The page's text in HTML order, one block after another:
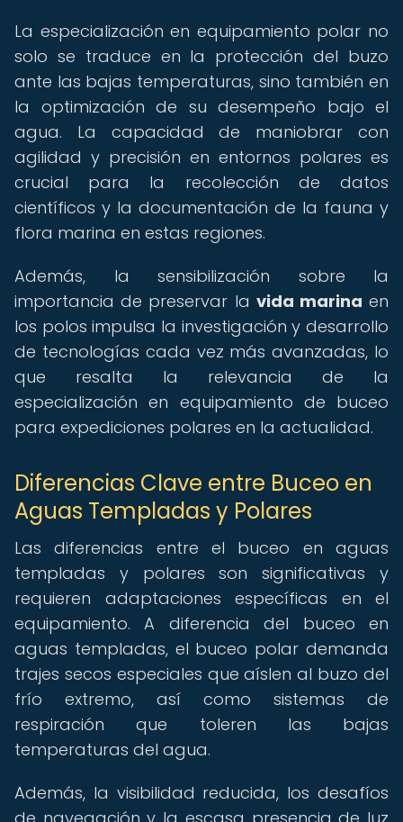
La especialización en equipamiento polar no
solo se traduce en la protección del buzo
ante las bajas temperaturas, sino también en
la optimización de su desempeño bajo el
agua. La capacidad de maniobrar con
agilidad y precisión en entornos polares es
crucial para la recolección de datos
científicos y la documentación de la fauna y
flora marina en estas regiones.
Además, la sensibilización sobre la
importancia de preservar la vida marina en
los polos impulsa la investigación y desarrollo
de tecnologías cada vez más avanzadas, lo
que resalta la relevancia de la
especialización en equipamiento de buceo
para expediciones polares en la actualidad.
Diferencias Clave entre Buceo en
Aguas Templadas y Polares
Las diferencias entre el buceo en aguas
templadas y polares son significativas y
requieren adaptaciones específicas en el
equipamiento. A diferencia del buceo en
aguas templadas, el buceo polar demanda
trajes secos especiales que aíslen al buzo del
frío extremo, así como sistemas de
respiración que toleren las bajas
temperaturas del agua.
Además, la visibilidad reducida, los desafíos